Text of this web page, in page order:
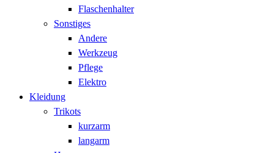
Flaschenhalter
Sonstiges
Andere
Werkzeug
Pflege
Elektro
Kleidung
Trikots
kurzarm
langarm